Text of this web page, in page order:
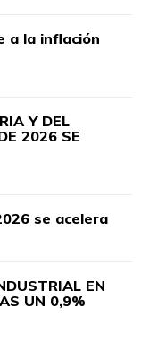
a la inflación
Y DEL
2026 SE
se acelera
EN
UN 0,9%